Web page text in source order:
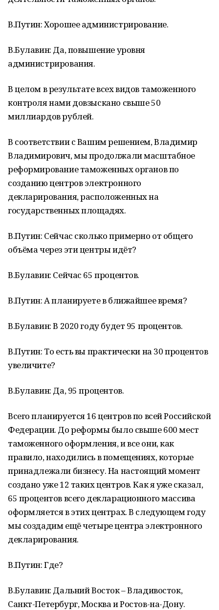
В.Путин: Хорошее администрирование.
В.Булавин: Да, повышение уровня
администрирования.
В целом в результате всех видов таможенного
контроля нами довзыскано свыше 50
миллиардов рублей.
В соответствии с Вашим решением, Владимир
Владимирович, мы продолжали масштабное
реформирование таможенных органов по
созданию центров электронного
декларирования, расположенных на
государственных площадях.
В.Путин: Сейчас сколько примерно от общего
объёма через эти центры идёт?
В.Булавин: Сейчас 65 процентов.
В.Путин: А планируете в ближайшее время?
В.Булавин: В 2020 году будет 95 процентов.
В.Путин: То есть вы практически на 30 процентов
увеличите?
В.Булавин: Да, 95 процентов.
Всего планируется 16 центров по всей Российской
Федерации. До реформы было свыше 600 мест
таможенного оформления, и все они, как
правило, находились в помещениях, которые
принадлежали бизнесу. На настоящий момент
создано уже 12 таких центров. Как я уже сказал,
65 процентов всего декларационного массива
оформляется в этих центрах. В следующем году
мы создадим ещё четыре центра электронного
декларирования.
В.Путин: Где?
В.Булавин: Дальний Восток – Владивосток,
Санкт-Петербург, Москва и Ростов-на-Дону.